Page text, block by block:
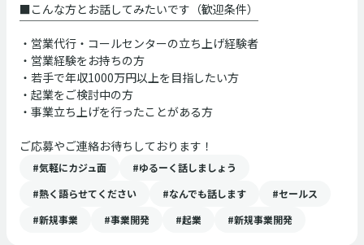
■こんな方とお話してみたいです（歓迎条件）
￣￣￣￣￣￣￣￣￣￣￣￣￣￣￣￣￣￣￣￣￣
・営業代行・コールセンターの立ち上げ経験者
・営業経験をお持ちの方
・若手で年収1000万円以上を目指したい方
・起業をご検討中の方
・事業立ち上げを行ったことがある方
ご応募やご連絡お待ちしております！
#気軽にカジュ面
#ゆるーく話しましょう
#熱く語らせてください
#なんでも話します
#セールス
#新規事業
#事業開発 #起業 #新規事業開発